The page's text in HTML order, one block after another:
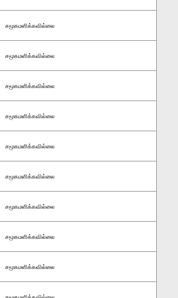
சமூகமளிக்கவில்லை
சமூகமளிக்கவில்லை
சமூகமளிக்கவில்லை
சமூகமளிக்கவில்லை
சமூகமளிக்கவில்லை
சமூகமளிக்கவில்லை
சமூகமளிக்கவில்லை
சமூகமளிக்கவில்லை
சமூகமளிக்கவில்லை